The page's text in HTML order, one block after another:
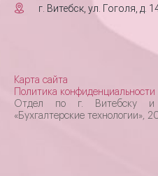
г. Витебск, ул. Гоголя, д.
Карта сайта
Политика конфиденциальности
Отдел по г. Витебску и
«Бухгалтерские технологии»,